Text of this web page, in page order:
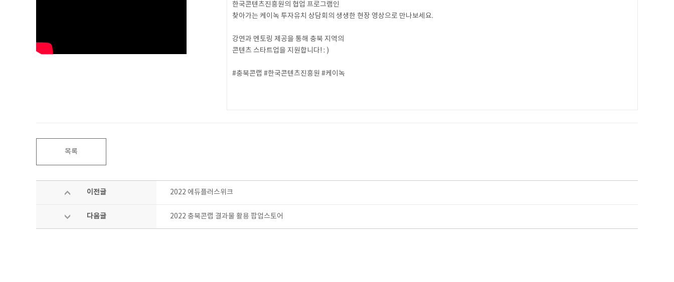
한국콘텐츠진흥원의 협업 프로그램인
찾아가는 케이녹 투자유치 상담회의 생생한 현장 영상으로 만나보세요.
강연과 멘토링 제공을 통해 충북 지역의
콘텐츠 스타트업을 지원합니다! : )
#충북콘랩 #한국콘텐츠진흥원 #케이녹
목록
이전글 2022 에듀플러스위크
다음글 2022 충북콘랩 결과물 활용 팝업스토어